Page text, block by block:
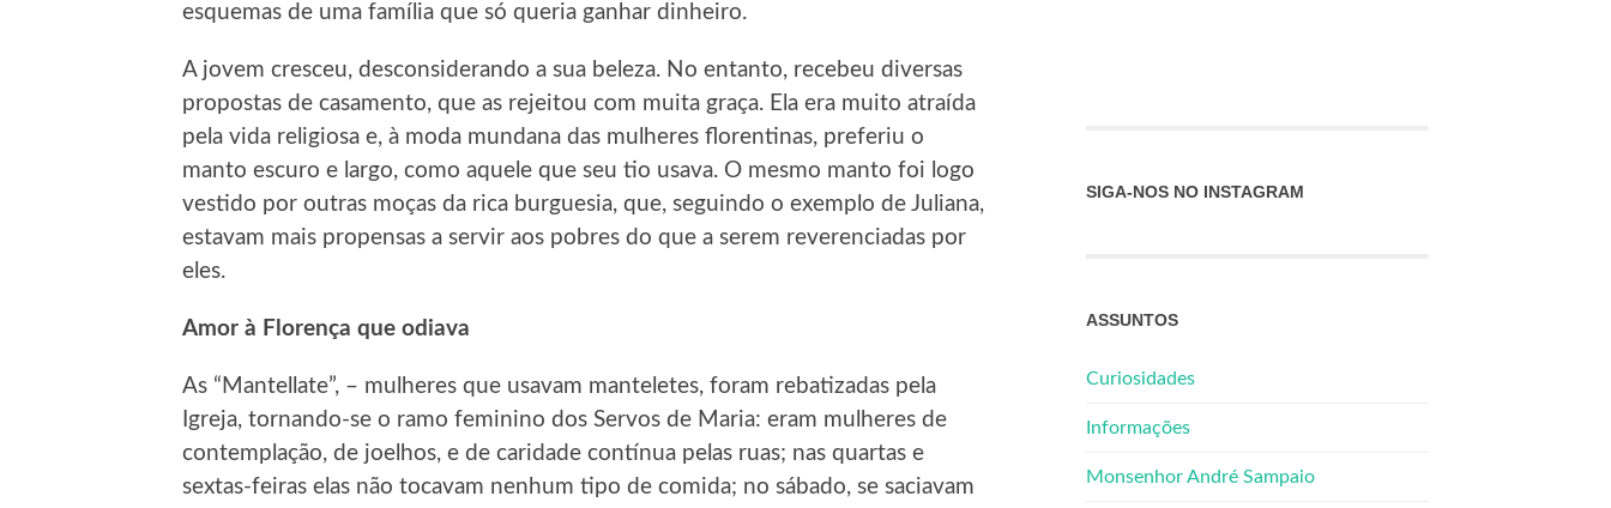
esquemas de uma família que só queria ganhar dinheiro.
A jovem cresceu, desconsiderando a sua beleza. No entanto, recebeu diversas
propostas de casamento, que as rejeitou com muita graça. Ela era muito atraída
pela vida religiosa e, à moda mundana das mulheres florentinas, preferiu o
manto escuro e largo, como aquele que seu tio usava. O mesmo manto foi logo
vestido por outras moças da rica burguesia, que, seguindo o exemplo de Juliana,
estavam mais propensas a servir aos pobres do que a serem reverenciadas por
eles.
Amor à Florença que odiava
As “Mantellate”, – mulheres que usavam manteletes, foram rebatizadas pela
Igreja, tornando-se o ramo feminino dos Servos de Maria: eram mulheres de
contemplação, de joelhos, e de caridade contínua pelas ruas; nas quartas e
sextas-feiras elas não tocavam nenhum tipo de comida; no sábado, se saciavam
SIGA-NOS NO INSTAGRAM
ASSUNTOS
Curiosidades
Informações
Monsenhor André Sampaio